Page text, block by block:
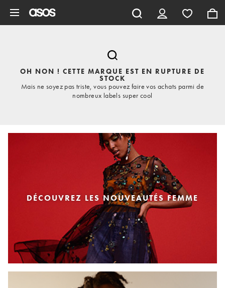
OH NON ! CETTE MARQUE EST EN RUPTURE DE
STOCK
Mais ne soyez pas triste, vous pouvez faire vos achats parmi de
nombreux labels super cool
DÉCOUVREZ LES NOUVEAUTÉS FEMME